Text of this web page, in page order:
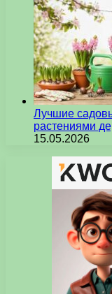
Лучшие
растениями
15.05.2026